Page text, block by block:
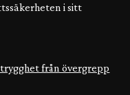
i sitt
från övergrepp